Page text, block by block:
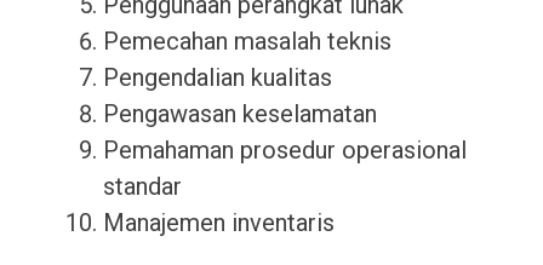
Pemecahan masalah teknis
Pengendalian kualitas
Pengawasan keselamatan
Pemahaman prosedur operasional
standar
Manajemen inventaris